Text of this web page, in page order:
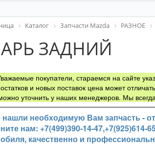
Каталог Запчасти Mazda РАЗНОЕ
ЗАДНИЙ
покупатели, стараемся на сайте
и новых поставок цена может
уточнить у наших менеджеров. Мы
нашли необходимую Вам запчасть -
нам: +7(499)390-14-
качественно и